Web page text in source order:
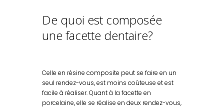
De quoi est composée
une facette dentaire?
Celle en résine composite peut se faire en un
seul rendez-vous, est moins coûteuse et est
facile à réaliser. Quant à la facette en
porcelaine, elle se réalise en deux rendez-vous,